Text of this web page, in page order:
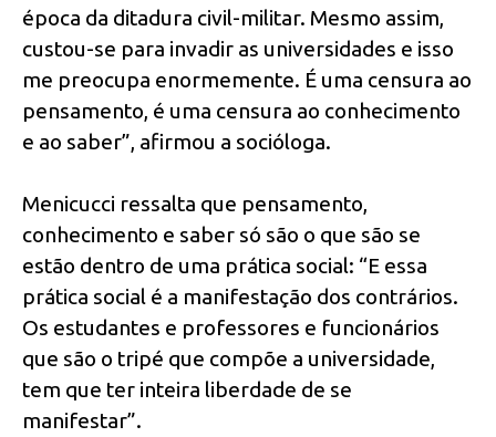
época da ditadura civil-militar. Mesmo assim,
custou-se para invadir as universidades e isso
me preocupa enormemente. É uma censura ao
pensamento, é uma censura ao conhecimento
e ao saber”, afirmou a socióloga.
Menicucci ressalta que pensamento,
conhecimento e saber só são o que são se
estão dentro de uma prática social: “E essa
prática social é a manifestação dos contrários.
Os estudantes e professores e funcionários
que são o tripé que compõe a universidade,
tem que ter inteira liberdade de se
manifestar”.